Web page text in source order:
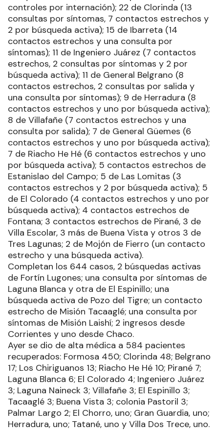
controles por internación); 22 de Clorinda (13
consultas por síntomas, 7 contactos estrechos y
2 por búsqueda activa); 15 de Ibarreta (14
contactos estrechos y una consulta por
síntomas); 11 de Ingeniero Juárez (7 contactos
estrechos, 2 consultas por síntomas y 2 por
búsqueda activa); 11 de General Belgrano (8
contactos estrechos, 2 consultas por salida y
una consulta por síntomas); 9 de Herradura (8
contactos estrechos y uno por búsqueda activa);
8 de Villafañe (7 contactos estrechos y una
consulta por salida); 7 de General Güemes (6
contactos estrechos y uno por búsqueda activa);
7 de Riacho He Hé (6 contactos estrechos y uno
por búsqueda activa); 5 contactos estrechos de
Estanislao del Campo; 5 de Las Lomitas (3
contactos estrechos y 2 por búsqueda activa); 5
de El Colorado (4 contactos estrechos y uno por
búsqueda activa); 4 contactos estrechos de
Fontana; 3 contactos estrechos de Pirané, 3 de
Villa Escolar, 3 más de Buena Vista y otros 3 de
Tres Lagunas; 2 de Mojón de Fierro (un contacto
estrecho y una búsqueda activa).
Completan los 644 casos, 2 búsquedas activas
de Fortín Lugones; una consulta por síntomas de
Laguna Blanca y otra de El Espinillo; una
búsqueda activa de Pozo del Tigre; un contacto
estrecho de Misión Tacaaglé; una consulta por
síntomas de Misión Laishí; 2 ingresos desde
Corrientes y uno desde Chaco.
Ayer se dio de alta médica a 584 pacientes
recuperados: Formosa 450; Clorinda 48; Belgrano
17; Los Chiriguanos 13; Riacho He Hé 10; Pirané 7;
Laguna Blanca 6; El Colorado 4; Ingeniero Juárez
3; Laguna Naineck 3; Villafañe 3; El Espinillo 3;
Tacaaglé 3; Buena Vista 3; colonia Pastoril 3;
Palmar Largo 2; El Chorro, uno; Gran Guardia, uno;
Herradura, uno; Tatané, uno y Villa Dos Trece, uno.